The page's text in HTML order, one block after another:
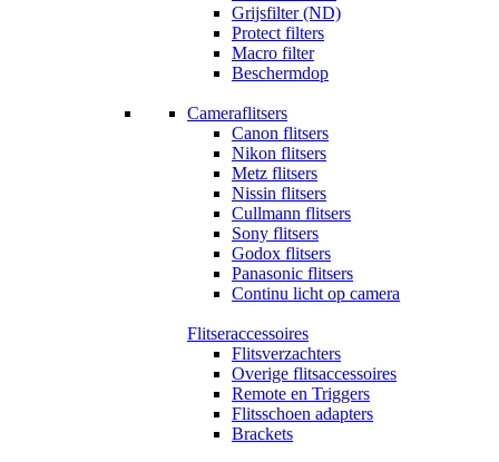
Grijsfilter (ND)
Protect filters
Macro filter
Beschermdop
Cameraflitsers
Canon flitsers
Nikon flitsers
Metz flitsers
Nissin flitsers
Cullmann flitsers
Sony flitsers
Godox flitsers
Panasonic flitsers
Continu licht op camera
Flitseraccessoires
Flitsverzachters
Overige flitsaccessoires
Remote en Triggers
Flitsschoen adapters
Brackets